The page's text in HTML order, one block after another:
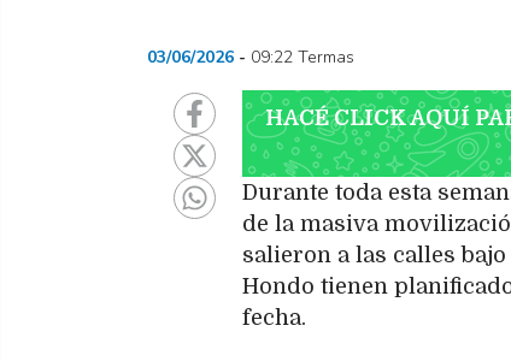
03/06/2026 09:22 Termas
HACÉ CLICK AQUÍ
Durante toda esta
de la masiva
salieron a las calles
Hondo tienen
fecha.